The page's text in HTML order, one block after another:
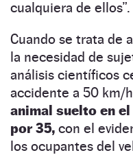
cualquiera de ellos”.
Cuando se trata de
la necesidad de
análisis científicos
accidente a 50 km/
animal suelto en
por 35, con el
los ocupantes del